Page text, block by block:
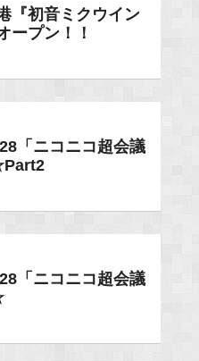
『初音ミクウイン
ープン！！
「ニコニコ超会議
「ニコニコ超会議